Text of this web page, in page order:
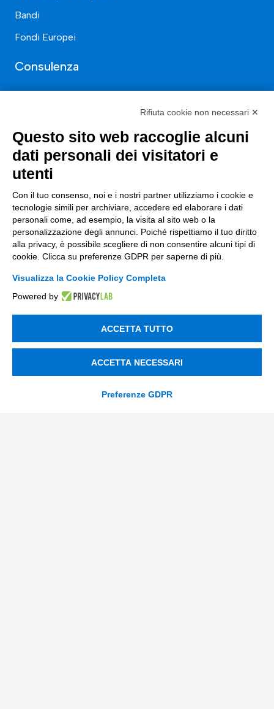
Bandi
Fondi Europei
Consulenza
Nuovi Mercati
Innovazione di prodotto e processo
Data & BI
Trasformazione Digitale
Compliance Normativa Integrata
Soluzioni Digitali
Soluzioni Custom
Soluzioni AI
Rifiuta cookie non necessari ✕
Questo sito web raccoglie alcuni
dati personali dei visitatori e
utenti
Con il tuo consenso, noi e i nostri partner utilizziamo i cookie e
tecnologie simili per archiviare, accedere ed elaborare i dati
personali come, ad esempio, la visita al sito web o la
personalizzazione degli annunci. Poiché rispettiamo il tuo diritto
alla privacy, è possibile scegliere di non consentire alcuni tipi di
cookie. Clicca su preferenze GDPR per saperne di più.
Visualizza la Cookie Policy Completa
Powered by
ACCETTA TUTTO
ACCETTA NECESSARI
Preferenze GDPR